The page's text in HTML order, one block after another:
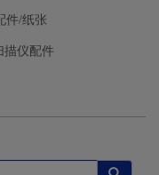
件/纸张
描仪配件